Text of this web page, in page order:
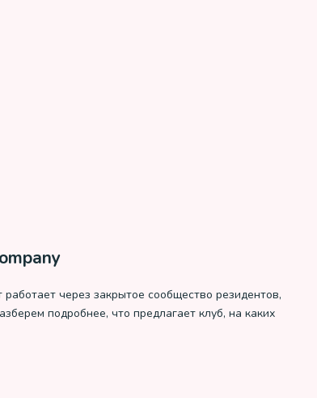
через закрытое сообщество резидентов,
подробнее, что предлагает клуб, на каких